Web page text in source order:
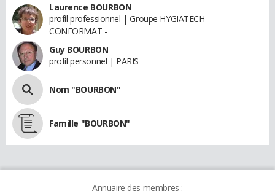
Laurence BOURBON
profil professionnel | Groupe HYGIATECH -
CONFORMAT -
Guy BOURBON
profil personnel | PARIS
Nom "BOURBON"
Famille "BOURBON"
Annuaire des membres :